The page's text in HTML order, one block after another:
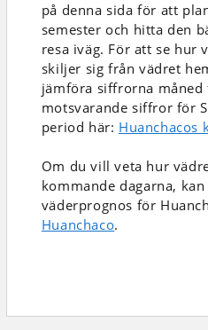
på denna sida för att
semester och hitta den
resa iväg. För att se hur
skiljer sig från vädret
jämföra siffrorna måned
motsvarande siffror för
period här: Huanchacos
Om du vill veta hur
kommande dagarna,
väderprognos för
Huanchaco.